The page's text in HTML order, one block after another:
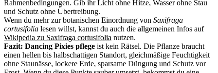
Rahmenbedingungen. Gib ihr Licht ohne Hitze, Wasser ohne Stau
und Schutz ohne Übertreibung.
Wenn du mehr zur botanischen Einordnung von Saxifraga
cortusifolia lesen willst, kannst du auch die allgemeinen Infos auf
Wikipedia zu Saxifraga cortusifolia nutzen.
Fazit: Dancing Pixies pflege ist kein Rätsel. Die Pflanze braucht
einen hellen bis halbschattigen Standort, gleichmäßige Feuchtigkeit
ohne Staunässe, lockere Erde, sparsame Düngung und Schutz vor